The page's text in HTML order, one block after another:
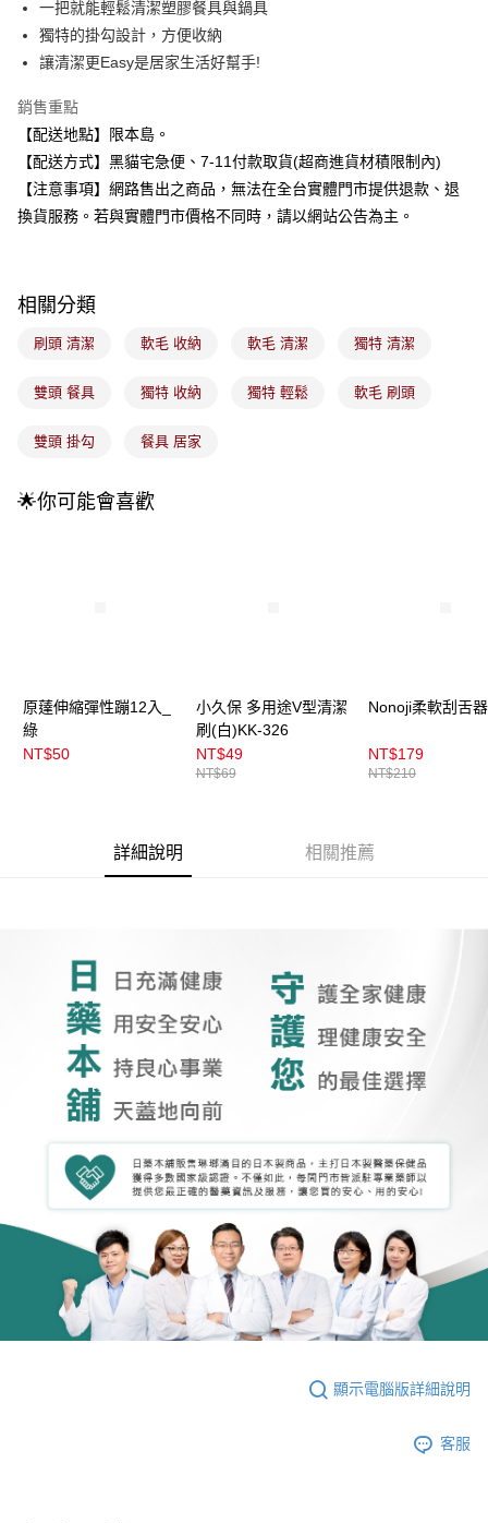
悠遊付
Google Pay
全盈+PAY
【大哥付你分期使用說明】
1.本服務由台灣大哥大提供，台灣大哥大用戶可立即使用無須另外申請。
3.實際核准額度、可分期數及費用金額請依後續交易確認頁面所載為準。
4.訂單成立30分鐘內，如未前往確認交易或遇審核未通過，訂單將自動取
消。如遇「轉專審核」未通過狀況，表示未達大哥付你分期系統評分，恕無
1.分期款項不併入電信帳單，「大哥付你分期」於每月結算日後寄送繳費提
2.透過簡訊連結打開帳單後，可選擇「超商條碼／台灣大直營門市／銀行轉
【注意事項】
1.本服務係由「台灣大哥大股份有限公司」（以下簡稱本公司）所提供，讓
ATM付款
全家取貨付款
每筆NT$100，滿NT$899(含以上)免運費
7-11取貨付款
付款後7-11取貨
付款後門市自取
每筆NT$100，滿NT$399(含以上)免運費
一把就能輕鬆清潔塑膠餐具與鍋具
獨特的掛勾設計，方便收納
讓清潔更Easy是居家生活好幫手!
銷售重點
【配送地點】限本島。
【配送方式】黑貓宅急便、7-11付款取貨(超商進貨材積限制內)
【注意事項】網路售出之商品，無法在全台實體門市提供退款、退
換貨服務。若與實體門市價格不同時，請以網站公告為主。
相關分類
刷頭 清潔 軟毛 收納 軟毛 清潔 獨特 清潔
雙頭 餐具 獨特 收納 獨特 輕鬆 軟毛 刷頭
雙頭 掛勾 餐具 居家
🌟你可能會喜歡
原薘伸縮彈性蹦12入_
綠
NT$50
小久保 多用途V型清潔
刷(白)KK-326
NT$49
NT$69
Nonoji柔軟刮舌
NT$179
NT$210
詳細說明 相關推薦
顯示電腦版詳細說明
客服